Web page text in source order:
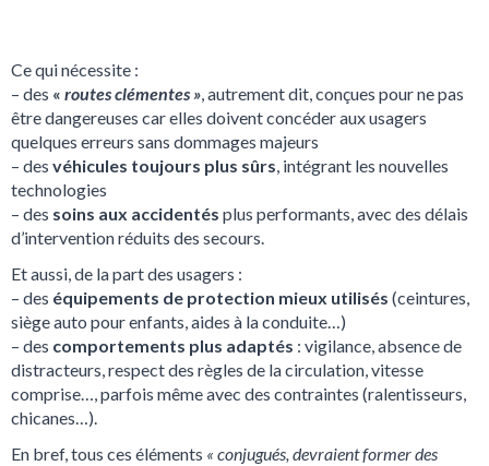
Ce qui nécessite :
– des « routes clémentes », autrement dit, conçues pour ne pas
être dangereuses car elles doivent concéder aux usagers
quelques erreurs sans dommages majeurs
– des véhicules toujours plus sûrs, intégrant les nouvelles
technologies
– des soins aux accidentés plus performants, avec des délais
d’intervention réduits des secours.
Et aussi, de la part des usagers :
– des équipements de protection mieux utilisés (ceintures,
siège auto pour enfants, aides à la conduite…)
– des comportements plus adaptés : vigilance, absence de
distracteurs, respect des règles de la circulation, vitesse
comprise…, parfois même avec des contraintes (ralentisseurs,
chicanes…).
En bref, tous ces éléments « conjugués, devraient former des